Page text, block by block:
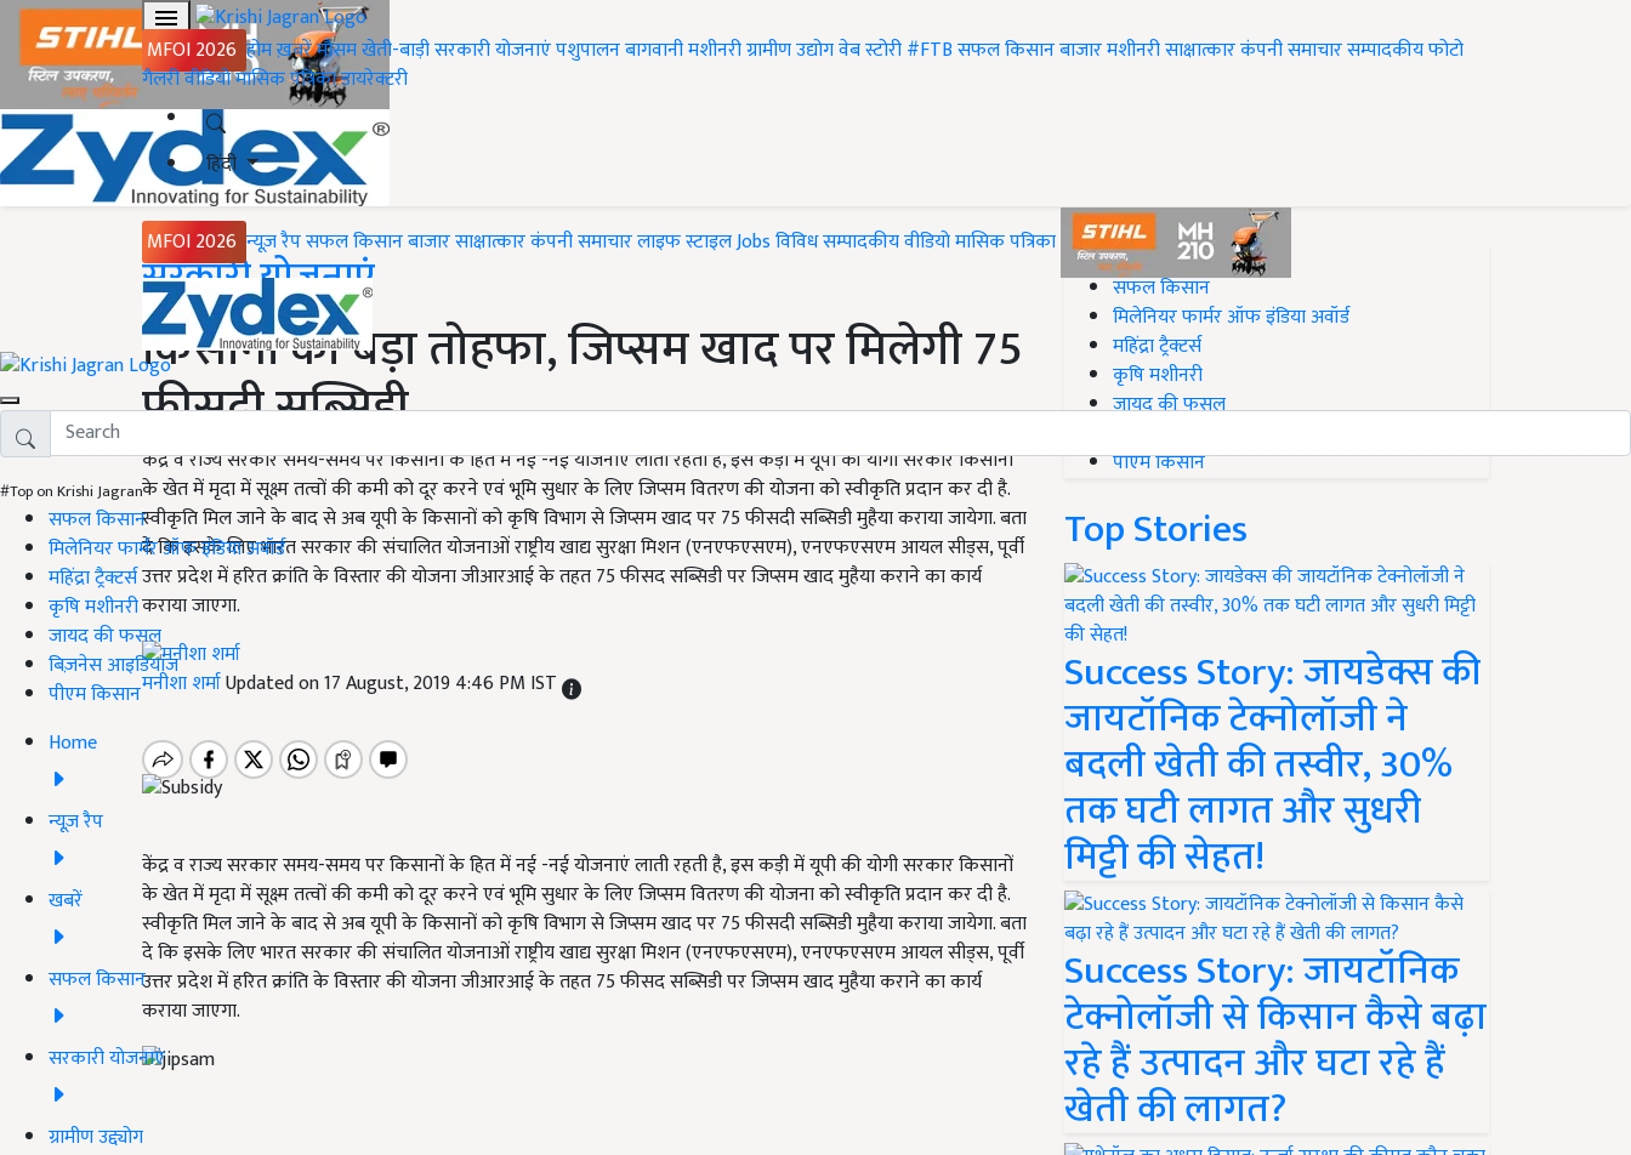
MFOI 2026 होमख़बरेंमौसमखेती-बाड़ीसरकारी योजनाएंपशुपालनबागवानीमशीनरीग्रामीण उद्योगवेब स्टोरी#FTBसफल किसानबाजारमशीनरीसाक्षात्कारकंपनी समाचारसम्पादकीयफोटो
गैलरीवीडियोमासिक पत्रिकाडायरेक्टरी
हिंदी
MFOI 2026 न्यूज़ रैपसफल किसानबाजारसाक्षात्कारकंपनी समाचारलाइफ स्टाइलJobsविविधसम्पादकीयवीडियोमासिक पत्रिका
#Top on Krishi Jagran
सफल किसान
मिलेनियर फार्मर ऑफ इंडिया अवॉर्ड
महिंद्रा ट्रैक्टर्स
कृषि मशीनरी
जायद की फसल
बिज़नेस आइडियाज
पीएम किसान
Home
न्यूज़ रैप
खबरें
सफल किसान
सरकारी योजनाएं
ग्रामीण उद्द्योग
Home
सरकारी योजनाएं
किसानों को बड़ा तोहफा, जिप्सम खाद पर मिलेगी 75
फीसदी सब्सिडी
केंद्र व राज्य सरकार समय-समय पर किसानों के हित में नई -नई योजनाएं लाती रहती है, इस कड़ी में यूपी की योगी सरकार किसानों
के खेत में मृदा में सूक्ष्म तत्वों की कमी को दूर करने एवं भूमि सुधार के लिए जिप्सम वितरण की योजना को स्वीकृति प्रदान कर दी है.
स्वीकृति मिल जाने के बाद से अब यूपी के किसानों को कृषि विभाग से जिप्सम खाद पर 75 फीसदी सब्सिडी मुहैया कराया जायेगा. बता
दे कि इसके लिए भारत सरकार की संचालित योजनाओं राष्ट्रीय खाद्य सुरक्षा मिशन (एनएफएसएम), एनएफएसएम आयल सीड्स, पूर्वी
उत्तर प्रदेश में हरित क्रांति के विस्तार की योजना जीआरआई के तहत 75 फीसद सब्सिडी पर जिप्सम खाद मुहैया कराने का कार्य
कराया जाएगा.
मनीशा शर्माUpdated on 17 August, 2019 4:46 PM IST
केंद्र व राज्य सरकार समय-समय पर किसानों के हित में नई -नई योजनाएं लाती रहती है, इस कड़ी में यूपी की योगी सरकार किसानों
के खेत में मृदा में सूक्ष्म तत्वों की कमी को दूर करने एवं भूमि सुधार के लिए जिप्सम वितरण की योजना को स्वीकृति प्रदान कर दी है.
स्वीकृति मिल जाने के बाद से अब यूपी के किसानों को कृषि विभाग से जिप्सम खाद पर 75 फीसदी सब्सिडी मुहैया कराया जायेगा. बता
दे कि इसके लिए भारत सरकार की संचालित योजनाओं राष्ट्रीय खाद्य सुरक्षा मिशन (एनएफएसएम), एनएफएसएम आयल सीड्स, पूर्वी
उत्तर प्रदेश में हरित क्रांति के विस्तार की योजना जीआरआई के तहत 75 फीसद सब्सिडी पर जिप्सम खाद मुहैया कराने का कार्य
कराया जाएगा.
#Top on Krishi Jagran
सफल किसान
मिलेनियर फार्मर ऑफ इंडिया अवॉर्ड
महिंद्रा ट्रैक्टर्स
कृषि मशीनरी
जायद की फसल
पीएम किसान
Top Stories
Success Story: जायडेक्स की
जायटॉनिक टेक्नोलॉजी ने
बदली खेती की तस्वीर, 30%
तक घटी लागत और सुधरी
मिट्टी की सेहत!
Success Story: जायटॉनिक
टेक्नोलॉजी से किसान कैसे बढ़ा
रहे हैं उत्पादन और घटा रहे हैं
खेती की लागत?